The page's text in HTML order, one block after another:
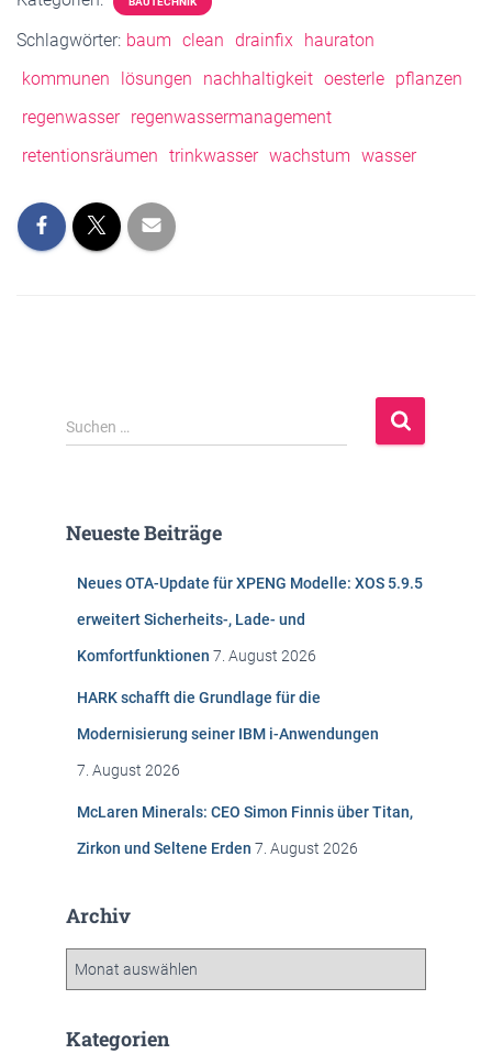
Schlagwörter: baum clean drainfix
hauraton
kommunen
lösungen nachhaltigkeit oesterle pflanzen
regenwasser regenwassermanagement
retentionsräumen trinkwasser wachstum wasser
S
u
n
Suchen …
Neueste Beiträge
Neues OTA-Update für XPENG Modelle: XOS 5.9.5
erweitert Sicherheits-, Lade- und
Komfortfunktionen 7. August 2026
HARK schafft die Grundlage für die
Modernisierung seiner IBM i-Anwendungen
7. August 2026
McLaren Minerals: CEO Simon Finnis über Titan,
Zirkon und Seltene Erden 7. August 2026
Archiv
h
Kategorien